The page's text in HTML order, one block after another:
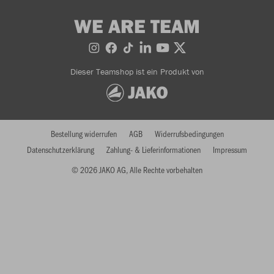
WE ARE TEAM
Dieser Teamshop ist ein Produkt von
© 2026 JAKO AG, Alle Rechte vorbehalten
Bestellung widerrufen AGB
Widerrufsbedingungen
Datenschutzerklärung
Zahlung- & Lieferinformationen Impressum